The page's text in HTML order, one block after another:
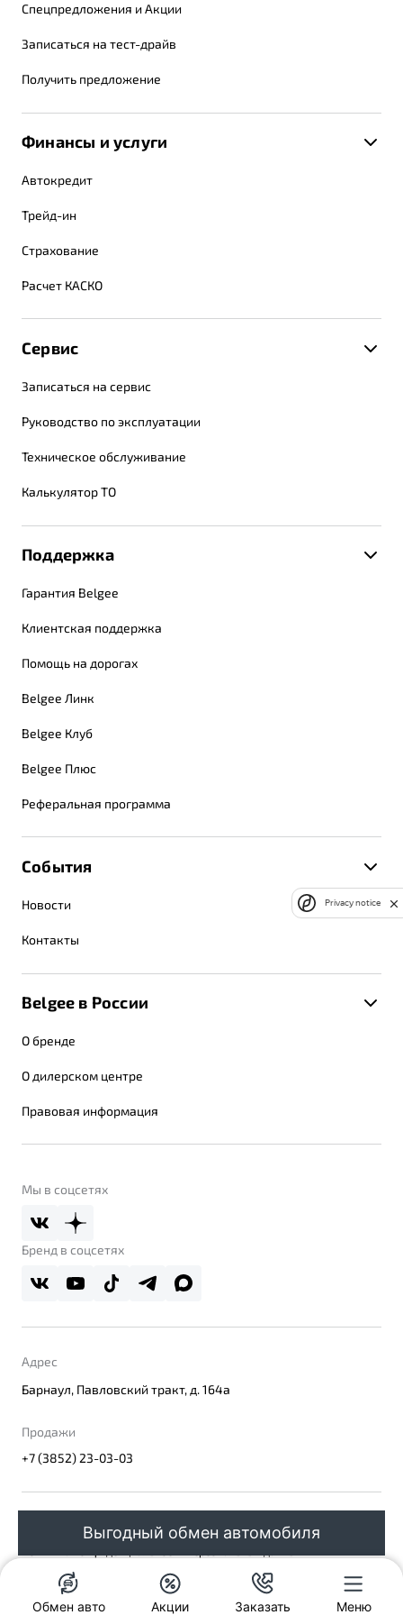
Спецпредложения и Акции
Записаться на тест-драйв
Получить предложение
Финансы и услуги
Автокредит
Трейд-ин
Страхование
Расчет КАСКО
Сервис
Записаться на сервис
Руководство по эксплуатации
Техническое обслуживание
Калькулятор ТО
Поддержка
Гарантия Belgee
Клиентская поддержка
Помощь на дорогах
Belgee Линк
Belgee Клуб
Belgee Плюс
Реферальная программа
События
Новости
Контакты
Belgee в России
О бренде
О дилерском центре
Правовая информация
Мы в соцсетях
Бренд в соцсетях
Адрес
Барнаул, Павловский тракт, д. 164а
Продажи
+7 (3852) 23-03-03
Правовая информация
Сделано в ПЕРКС
Обмен авто Акции Заказать Меню
Выгодный обмен автомобиля
Privacy notice